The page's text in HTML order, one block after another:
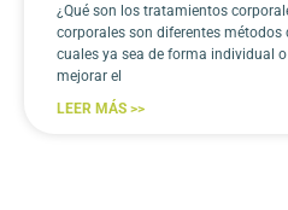
¿Qué son los tratamientos
corporales son diferentes
cuales ya sea de forma individual
mejorar el
LEER MÁS >>